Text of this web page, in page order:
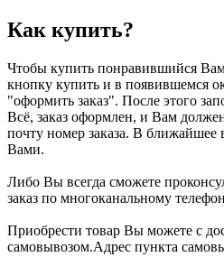
Как купить?
Чтобы купить понравившийся
кнопку купить и в появившемся
"оформить заказ". После этого
Всё, заказ оформлен, и Вам
почту номер заказа. В ближайшее
Вами.
Либо Вы всегда сможете
заказ по многоканальному
Приобрести товар Вы можете с
самовывозом.Адрес пункта